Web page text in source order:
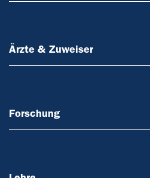
Ärzte & Zuweiser
Forschung